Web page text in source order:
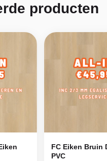
producten
FC Eiken Bruin
PVC